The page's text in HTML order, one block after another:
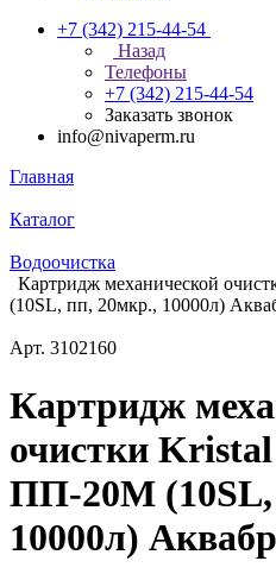
+7 (342) 215-44-54
Назад
Телефоны
+7 (342) 215-44-54
Заказать звонок
info@nivaperm.ru
Главная
Каталог
Водоочистка
Картридж механической
(10SL, пп, 20мкр., 10000л)
Арт. 3102160
Картридж
очистки
ПП-20M
10000л)